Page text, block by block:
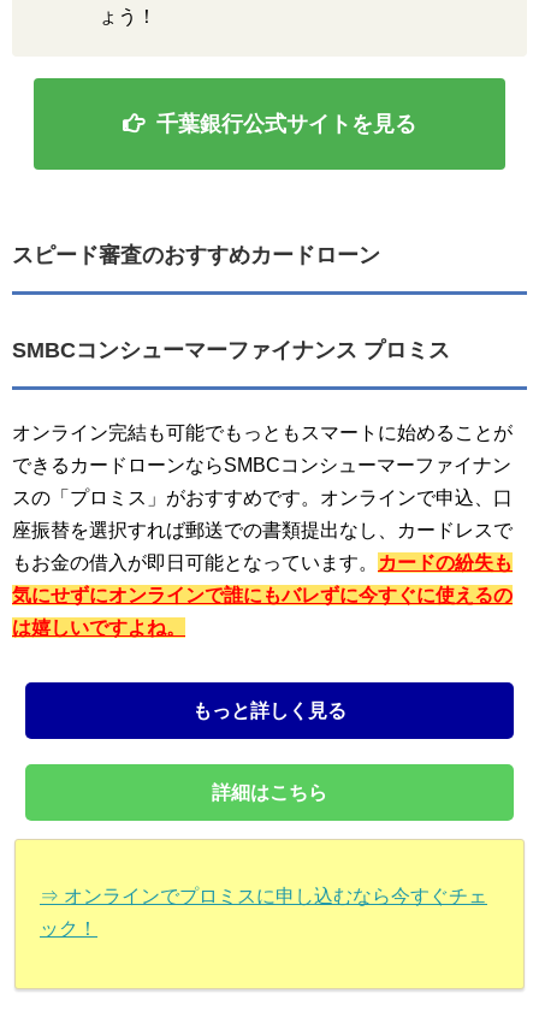
ょう！
千葉銀行公式サイトを見る
スピード審査のおすすめカードローン
SMBCコンシューマーファイナンス プロミス
オンライン完結も可能でもっともスマートに始めることが
できるカードローンならSMBCコンシューマーファイナン
スの「プロミス」がおすすめです。オンラインで申込、口
座振替を選択すれば郵送での書類提出なし、カードレスで
もお金の借入が即日可能となっています。
カードの紛失も
気にせずにオンラインで誰にもバレずに今すぐに使えるの
は嬉しいですよね。
もっと詳しく見る
詳細はこちら
⇒ オンラインでプロミスに申し込むなら今すぐチェ
ック！